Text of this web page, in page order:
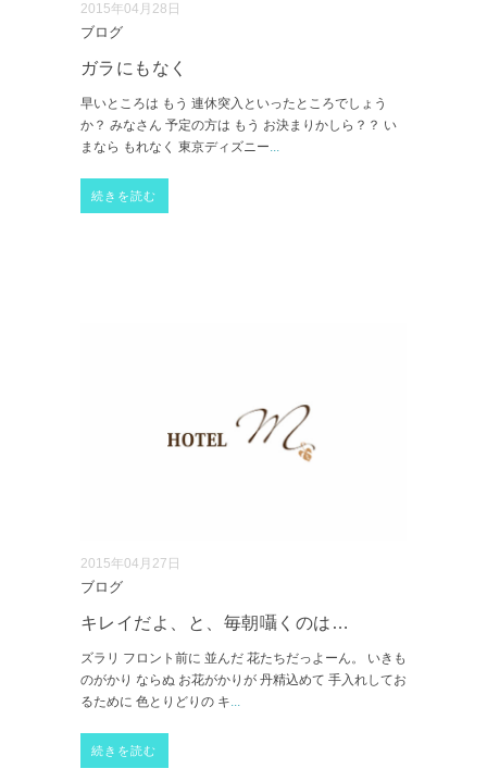
2015年04月28日
ブログ
ガラにもなく
早いところは もう 連休突入といったところでしょう
か？ みなさん 予定の方は もう お決まりかしら？？ い
まなら もれなく 東京ディズニー...
続きを読む
2015年04月27日
ブログ
キレイだよ、と、毎朝囁くのは…
ズラリ フロント前に 並んだ 花たちだっよーん。 いきも
のがかり ならぬ お花がかりが 丹精込めて 手入れしてお
るために 色とりどりの キ...
続きを読む